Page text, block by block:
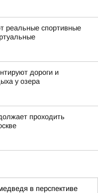
реальные спортивные
дороги и
у озера
проходить
в перспективе